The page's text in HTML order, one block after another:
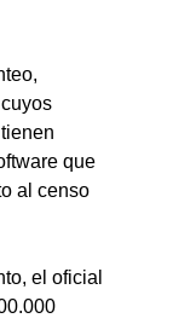
que
al censo
el oficial